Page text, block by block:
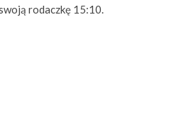
rodaczkę 15:10.